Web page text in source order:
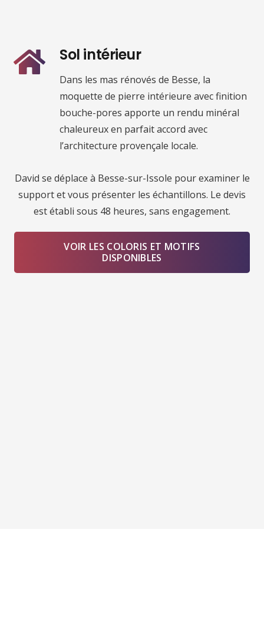
Sol intérieur
Dans les mas rénovés de Besse, la
moquette de pierre intérieure avec finition
bouche-pores apporte un rendu minéral
chaleureux en parfait accord avec
l’architecture provençale locale.
David se déplace à Besse-sur-Issole pour examiner le
support et vous présenter les échantillons. Le devis
est établi sous 48 heures, sans engagement.
VOIR LES COLORIS ET MOTIFS
DISPONIBLES